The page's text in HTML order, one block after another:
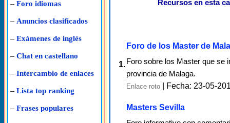
– Foro idiomas
– Anuncios clasificados
– Exámenes de inglés
– Chat en castellano
– Intercambio de enlaces
– Lista top ranking
– Frases populares
Recursos en esta
1.
Foro de los Master de
Foro sobre los Master que se
provincia de Malaga.
Enlace roto | Fecha: 23-05-
Masters Sevilla